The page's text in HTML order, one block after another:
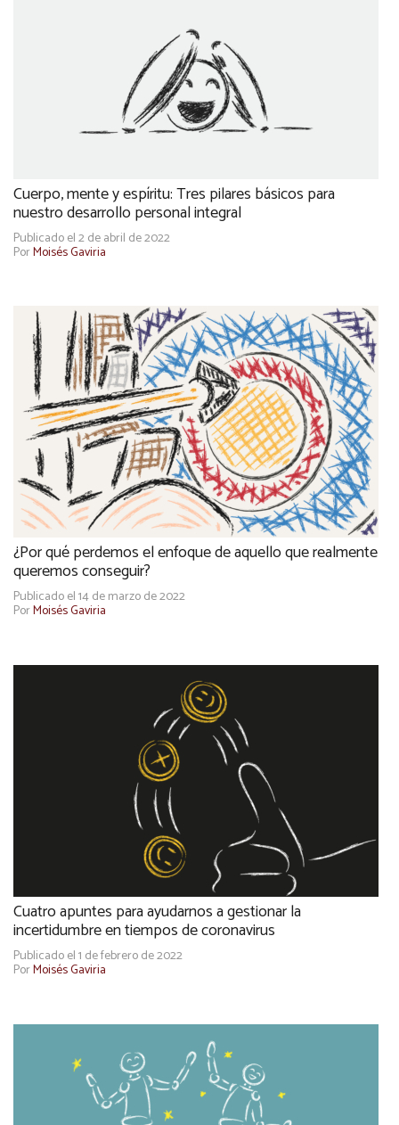
Cuerpo, mente y espíritu: Tres pilares básicos para
nuestro desarrollo personal integral
Publicado el 2 de abril de 2022
PorMoisés Gaviria
¿Por qué perdemos el enfoque de aquello que realmente
queremos conseguir?
Publicado el 14 de marzo de 2022
PorMoisés Gaviria
Cuatro apuntes para ayudarnos a gestionar la
incertidumbre en tiempos de coronavirus
Publicado el 1 de febrero de 2022
PorMoisés Gaviria